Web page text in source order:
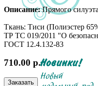
Описание:Прямого
Ткань: Тиси (Полиэстер
ТР ТС 019/2011 "О
ГОСТ 12.4.132-83
710.00 р.